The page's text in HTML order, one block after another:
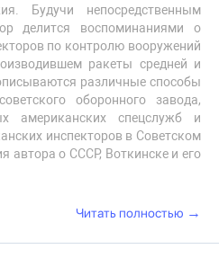
Будучи непосредственным
делится воспоминаниями о
по контролю вооружений
ракеты средней и
различные способы
оборонного завода,
американских спецслужб и
инспекторов в Советском
автора о СССР, Воткинске и его
Читать полностью →